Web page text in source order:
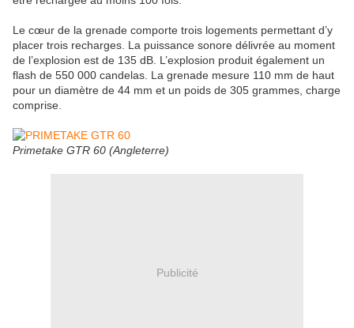
Le cœur de la grenade comporte trois logements permettant d’y
placer trois recharges. La puissance sonore délivrée au moment
de l’explosion est de 135 dB. L’explosion produit également un
flash de 550 000 candelas. La grenade mesure 110 mm de haut
pour un diamètre de 44 mm et un poids de 305 grammes, charge
comprise.
Primetake GTR 60 (Angleterre)
Publicité